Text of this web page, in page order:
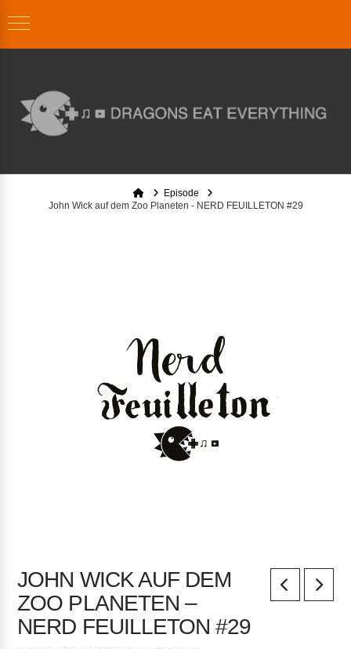
HomeEpisode
John Wick auf dem Zoo Planeten - NERD FEUILLETON #29
JOHN WICK AUF DEM
ZOO PLANETEN –
NERD FEUILLETON #29